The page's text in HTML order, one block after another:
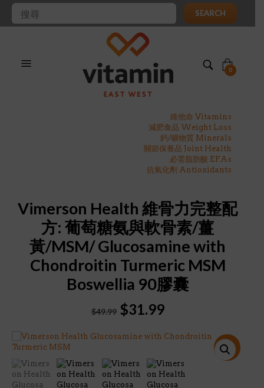
SEARCH
0
維他命 Vitamins
減肥食品 Weight Loss
鈣/礦物質 Minerals
關節保養品 Joint Health
必需脂肪酸 EFAs
抗氧化劑 Antioxidants
Vimerson Health 維骨力完整配
方: 葡萄糖氨與軟骨素/薑
黃/MSM/ Glucosamine with
Chondroitin Turmeric MSM
Boswellia 90膠囊
$49.99 Original
was:
$31.99Current
is:
特價!